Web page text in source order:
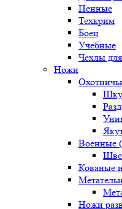
Пенные
Техкрим
Боец
Учебные
Чехлы
Ножи
Военные
Кованые
Ножи